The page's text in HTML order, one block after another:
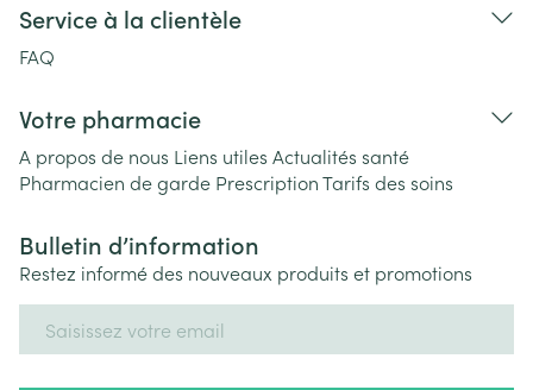
Service à la clientèle
FAQ
Votre pharmacie
A propos de nous Liens utiles Actualités santé
Pharmacien de garde PrescriptionTarifs des soins
Bulletin d’information
Restez informé des nouveaux produits et promotions